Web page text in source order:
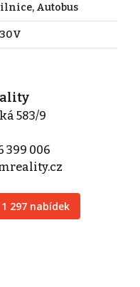
Autobus
583/9
399 006
297 nabídek